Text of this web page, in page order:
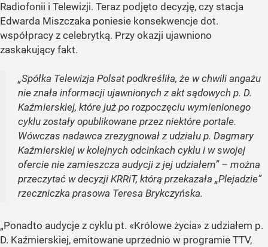
Radiofonii i Telewizji. Teraz podjęto decyzję, czy stacja
Edwarda Miszczaka poniesie konsekwencje dot.
współpracy z celebrytką. Przy okazji ujawniono
zaskakujący fakt.
„Spółka Telewizja Polsat podkreśliła, że w chwili angażu
nie znała informacji ujawnionych z akt sądowych p. D.
Kaźmierskiej, które już po rozpoczęciu wymienionego
cyklu zostały opublikowane przez niektóre portale.
Wówczas nadawca zrezygnował z udziału p. Dagmary
Kaźmierskiej w kolejnych odcinkach cyklu i w swojej
ofercie nie zamieszcza audycji z jej udziałem” – można
przeczytać w decyzji KRRiT, którą przekazała „Plejadzie”
rzeczniczka prasowa Teresa Brykczyńska.
„Ponadto audycje z cyklu pt. «Królowe życia» z udziałem p.
D. Kaźmierskiej, emitowane uprzednio w programie TTV,